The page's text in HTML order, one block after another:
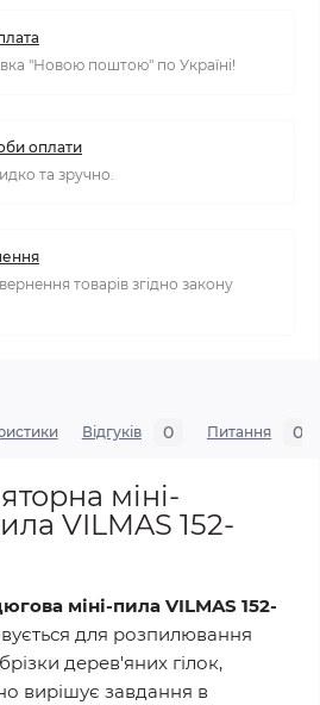
"Новою поштою" по Україні!
оплати
та зручно.
товарів згідно закону
Відгуків 0 Питання 0
міні-
VILMAS 152-
міні-пила VILMAS 152-
для розпилювання
дерев'яних гілок,
вирішує завдання в